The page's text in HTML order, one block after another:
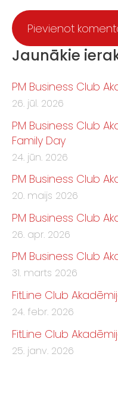
Jaunākie
PM Business Club
26. jūl. 2026
PM Business Club
Family Day
24. jūn. 2026
PM Business Club
20. maijs 2026
PM Business Club
26. apr. 2026
PM Business Club
31. marts 2026
FitLine Club
24. febr. 2026
FitLine Club
25. janv. 2026